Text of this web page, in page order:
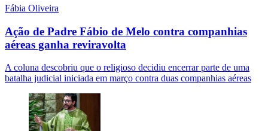
Fábia Oliveira
Ação de Padre Fábio de Melo contra companhias
aéreas ganha reviravolta
A coluna descobriu que o religioso decidiu encerrar parte de uma
batalha judicial iniciada em março contra duas companhias aéreas